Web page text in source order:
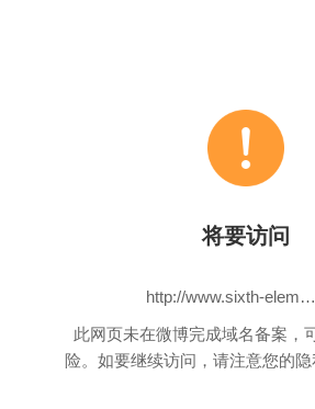
将要访问
http://www.sixth-element.com/news.asp?tp=72
此网页未在微博完成域名备案，
险。如要继续访问，请注意您的隐